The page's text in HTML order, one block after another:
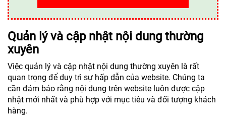
Quản lý và cập nhật nội dung thường
xuyên
Việc quản lý và cập nhật nội dung thường xuyên là rất
quan trọng để duy trì sự hấp dẫn của website. Chúng ta
cần đảm bảo rằng nội dung trên website luôn được cập
nhật mới nhất và phù hợp với mục tiêu và đối tượng khách
hàng.